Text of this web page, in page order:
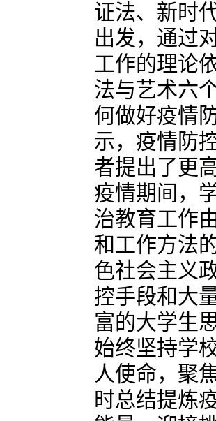
证法、新时
出发，通过
工作的理论
法与艺术六
何做好疫情
示，疫情防
者提出了更
疫情期间，
治教育工作
和工作方法
色社会主义
控手段和大
富的大学生
始终坚持学
人使命，聚
时总结提炼